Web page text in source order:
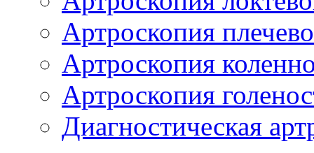
Артроскопия
Артроскопия
Артроскопия
Диагностическая